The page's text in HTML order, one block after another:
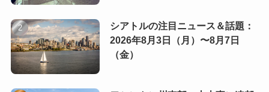
シアトルの注目ニュース＆話題：
2026年8月3日（月）〜8月7日
（金）